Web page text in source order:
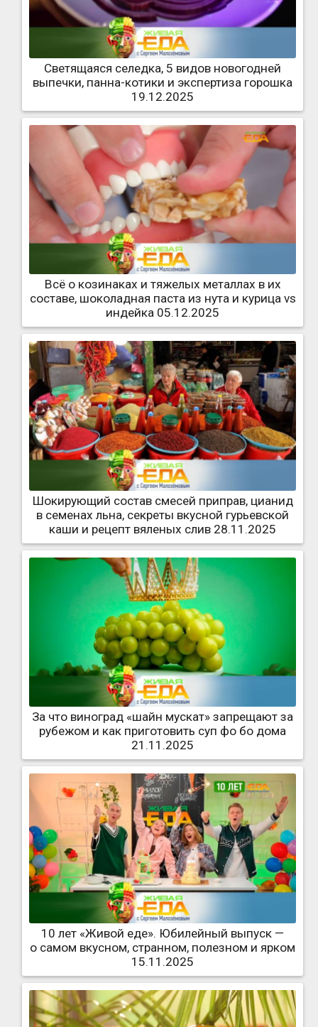
Светящаяся селедка, 5 видов новогодней
выпечки, панна-котики и экспертиза горошка
19.12.2025
Всё о козинаках и тяжелых металлах в их
составе, шоколадная паста из нута и курица vs
индейка 05.12.2025
Шокирующий состав смесей приправ, цианид
в семенах льна, секреты вкусной гурьевской
каши и рецепт вяленых слив 28.11.2025
За что виноград «шайн мускат» запрещают за
рубежом и как приготовить суп фо бо дома
21.11.2025
10 лет «Живой еде». Юбилейный выпуск —
о самом вкусном, странном, полезном и ярком
15.11.2025